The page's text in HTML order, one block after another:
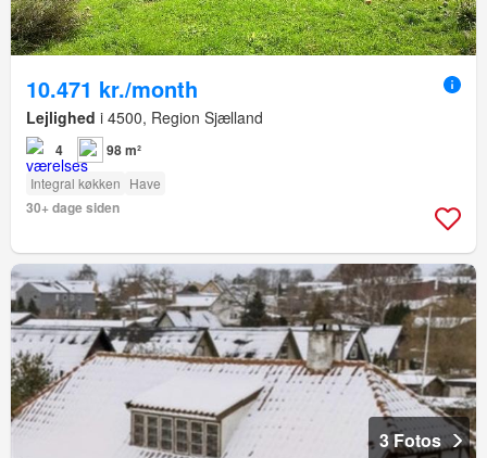
10.471 kr./month
Lejlighed i 4500, Region Sjælland
4 98 m²
Integral køkken Have
30+ dage siden
3 Fotos